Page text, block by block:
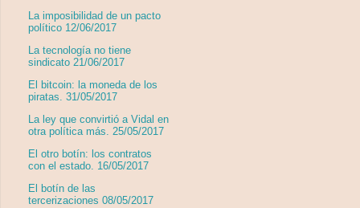
La imposibilidad de un pacto
político 12/06/2017
La tecnología no tiene
sindicato 21/06/2017
El bitcoin: la moneda de los
piratas. 31/05/2017
La ley que convirtió a Vidal en
otra política más. 25/05/2017
El otro botín: los contratos
con el estado. 16/05/2017
El botín de las
tercerizaciones 08/05/2017